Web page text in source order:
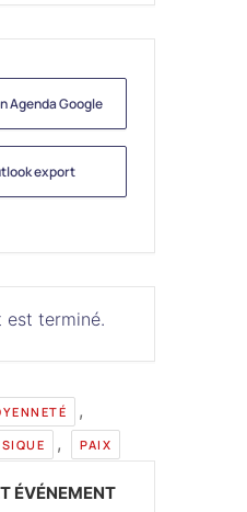
Agenda Google
export
est terminé.
,
, PAIX
ÉVÉNEMENT